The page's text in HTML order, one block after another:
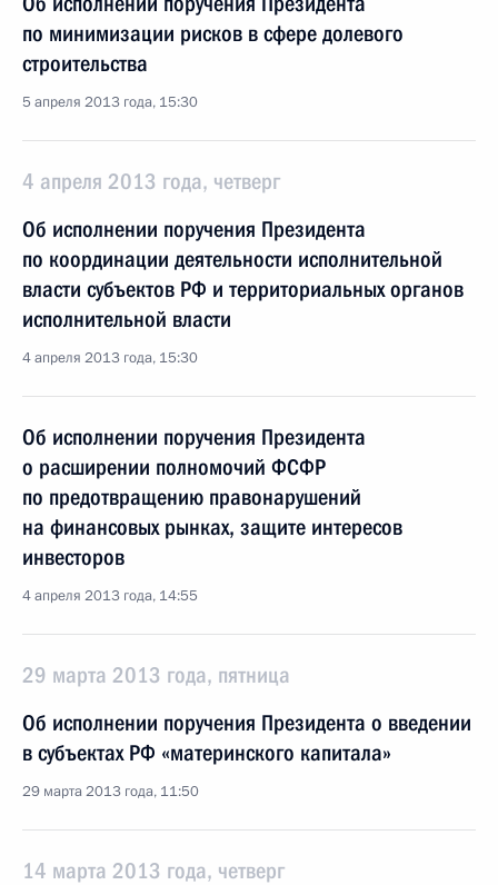
по минимизации рисков в сфере долевого
строительства
5 апреля 2013 года, 15:30
4 апреля 2013 года, четверг
Об исполнении поручения Президента
по координации деятельности исполнительной
власти субъектов РФ и территориальных органов
исполнительной власти
4 апреля 2013 года, 15:30
Об исполнении поручения Президента
о расширении полномочий ФСФР
по предотвращению правонарушений
на финансовых рынках, защите интересов
инвесторов
4 апреля 2013 года, 14:55
29 марта 2013 года, пятница
Об исполнении поручения Президента о введении
в субъектах РФ «материнского капитала»
29 марта 2013 года, 11:50
14 марта 2013 года, четверг